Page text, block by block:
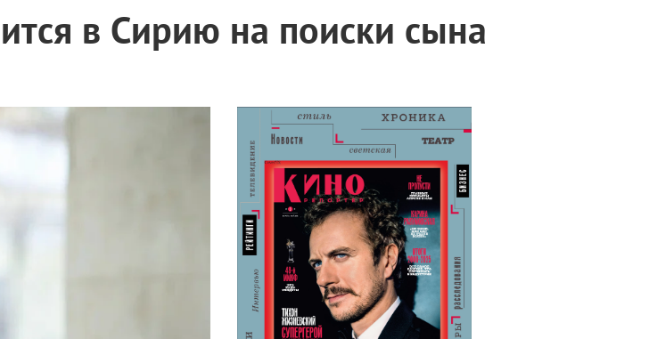
в Сирию на поиски сына